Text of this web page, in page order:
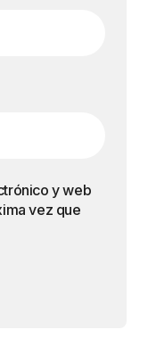
y web
vez que